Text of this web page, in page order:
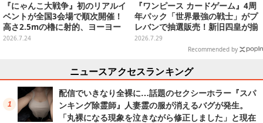
『にゃんこ大戦争』初のリアルイ
ベントが全国3会場で順次開催！
高さ2.5mの櫓に射的、ヨーヨー
釣りなど
2026.7.24
『ワンピース カードゲーム』4周
年パック「世界最強の戦士」がプ
レバンで抽選販売！新旧四皇が揃
い踏み、新たに「覇王色SP」も収
2026.7.29
Recommended by
ニュースアクセスランキング
配信でいきなり全裸に…話題のセクシーホラー『スパ
ンキング除霊師』人妻霊の服が消えるバグが発生。
「丸裸になる現象を泣きながら修正しました」と現在